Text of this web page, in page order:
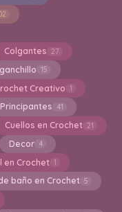
Colgantes 27
15
Creativo 1
41
Cuellos en Crochet 21
Decor 4
en Crochet 1
baño en Crochet 5